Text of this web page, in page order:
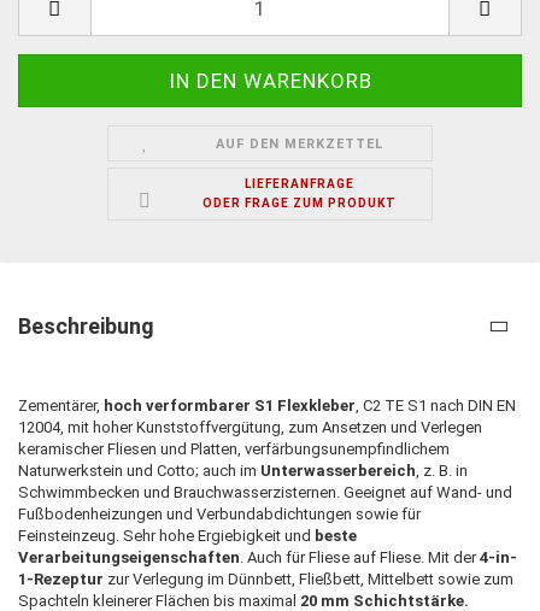
AUF DEN MERKZETTEL
LIEFERANFRAGE
ODER FRAGE ZUM PRODUKT
Beschreibung
Zementärer, hoch verformbarer S1 Flexkleber , C2 TE S1 nach DIN EN
12004, mit hoher Kunststoffvergütung, zum Ansetzen und Verlegen
keramischer Fliesen und Platten, verfärbungsunempfindlichem
Naturwerkstein und Cotto; auch im Unterwasserbereich , z. B. in
Schwimmbecken und Brauchwasserzisternen. Geeignet auf Wand- und
Fußbodenheizungen und Verbundabdichtungen sowie für
Feinsteinzeug. Sehr hohe Ergiebigkeit und beste
Verarbeitungseigenschaften . Auch für Fliese auf Fliese. Mit der4-in-
1-Rezeptur zur Verlegung im Dünnbett, Fließbett, Mittelbett sowie zum
Spachteln kleinerer Flächen bis maximal 20 mm Schichtstärke.